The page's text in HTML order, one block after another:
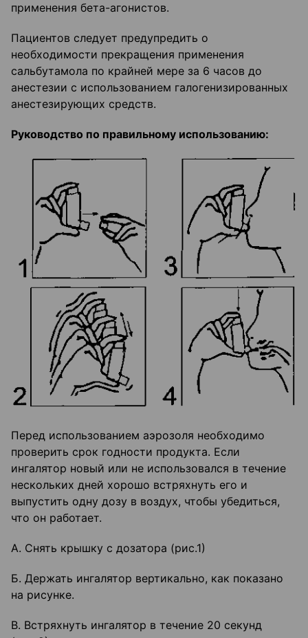
применения бета-агонистов.
Пациентов следует предупредить о
необходимости прекращения применения
сальбутамола по крайней мере за 6 часов до
анестезии с использованием галогенизированных
анестезирующих средств.
Руководство по правильному использованию:
Перед использованием аэрозоля необходимо
проверить срок годности продукта. Если
ингалятор новый или не использовался в течение
нескольких дней хорошо встряхнуть его и
выпустить одну дозу в воздух, чтобы убедиться,
что он работает.
А. Снять крышку с дозатора (рис.1)
Б. Держать ингалятор вертикально, как показано
на рисунке.
В. Встряхнуть ингалятор в течение 20 секунд